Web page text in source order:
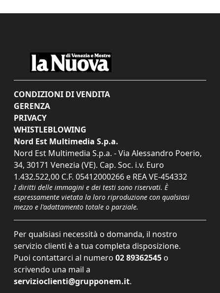
CONDIZIONI DI VENDITA
GERENZA
PRIVACY
WHISTLEBLOWING
Nord Est Multimedia S.p.a.
Nord Est Multimedia S.p.a. - Via Alessandro Poerio,
34, 30171 Venezia (VE). Cap. Soc. i.v. Euro
1.432.522,00 C.F. 05412000266 e REA VE-454332
I diritti delle immagini e dei testi sono riservati. È
espressamente vietata la loro riproduzione con qualsiasi
mezzo e l'adattamento totale o parziale.
Per qualsiasi necessità o domanda, il nostro
servizio clienti è a tua completa disposizione.
Puoi contattarci al numero 02 89362545 o
scrivendo una mail a
servizioclienti@grupponem.it.